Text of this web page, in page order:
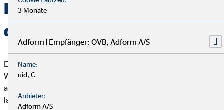
Eine Finanzierung auf die du
dich verlassen kannst
Eine flexible Immobilienfinanzierung ist die Basis für deinen
Weg ins eigene Zuhause. Sie passt sich deiner Lebenssituation
an, gibt dir Planungssicherheit und hilft dir, deine Kosten
langfristig im Blick zu behalten.
3 Monate
Adform | Empfänger: OVB, Adform A/S
Name:
uid, C
Anbieter:
Adform A/S